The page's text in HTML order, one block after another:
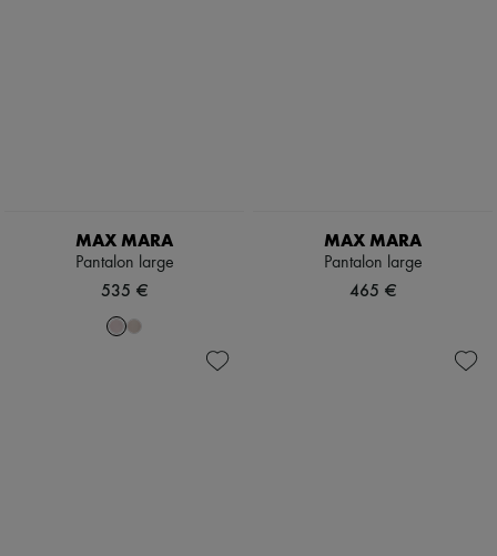
MAX MARA
Pantalon large
535 €
MAX MARA
Pantalon large
465 €